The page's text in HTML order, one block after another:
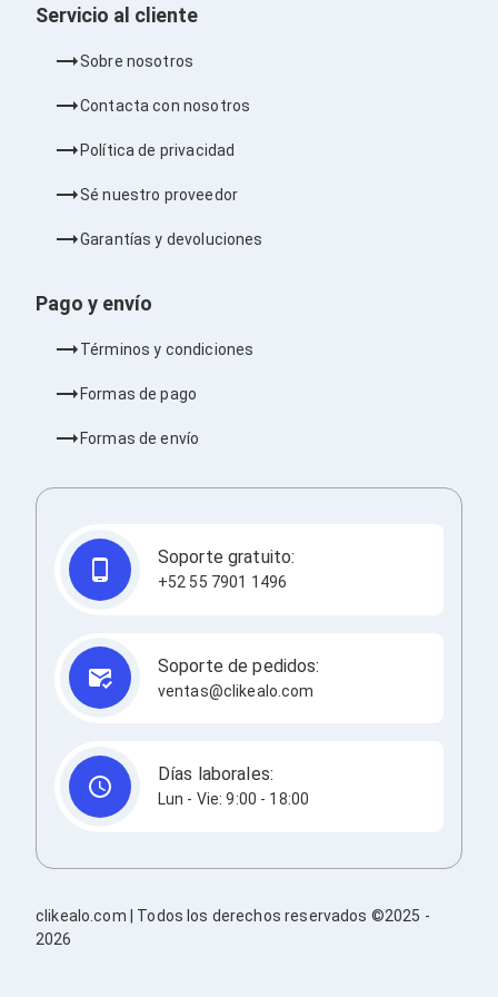
Bluetooth
Adaptadores Video DisplayPort
Adaptadores Video HDMI
Adaptadores Video DVI
Repetidores USB
Adaptadores Audio AUX
Mouse
Teclados
Controles de Juego para PC
Accesorios para Servidores
Charolas para Racks y Gabinetes
Cableado Estructurado para Servidores
Fuentes de Poder
Enfriamiento para Servidores
Soportes y Paneles
Soportes de Datos
Discos Duros / SSD / NAS
Gabinetes de Discos Duros
Discos Duros Externos
Discos Duros para NAS
Discos Duros para Videovigilancia
Accesorios para SSD
Almacenamiento MSA
Discos Duros Internos para PC
Discos Duros Internos para Laptop
Servicio al cliente
Sobre nosotros
Contacta con nosotros
Política de privacidad
Sé nuestro proveedor
Garantías y devoluciones
Pago y envío
Términos y condiciones
Formas de pago
Formas de envío
Soporte gratuito:
+52 55 7901 1496
Soporte de pedidos:
ventas@clikealo.com
Días laborales:
Lun - Vie: 9:00 - 18:00
clikealo.com | Todos los derechos reservados ©2025 -
2026